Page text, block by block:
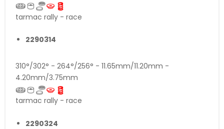
tarmac rally - race
2290314
310°/302° - 264°/256° - 11.65mm/11.20mm -
4.20mm/3.75mm
tarmac rally - race
2290324